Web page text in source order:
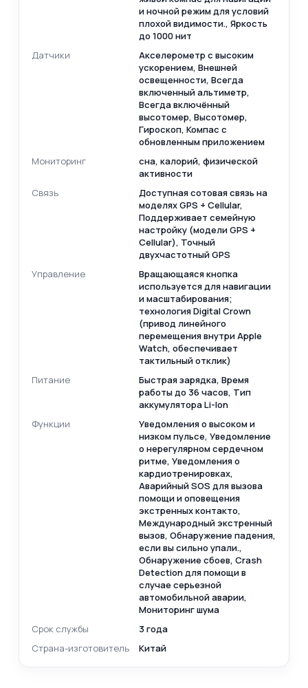
и ночной режим для условий
плохой видимости., Яркость
до 1000 нит
Датчики
Акселерометр с высоким
ускорением, Внешней
освещенности, Всегда
включенный альтиметр,
Всегда включённый
высотомер, Высотомер,
Гироскоп, Компас с
обновленным приложением
Мониторинг
сна, калорий, физической
активности
Связь
Доступная сотовая связь на
моделях GPS + Cellular,
Поддерживает семейную
настройку (модели GPS +
Cellular), Точный
двухчастотный GPS
Управление
Вращающаяся кнопка
используется для навигации
и масштабирования;
технология Digital Crown
(привод линейного
перемещения внутри Apple
Watch, обеспечивает
тактильный отклик)
Питание
Быстрая зарядка, Время
работы до 36 часов, Тип
аккумулятора Li-Ion
Функции
Уведомления о высоком и
низком пульсе, Уведомление
о нерегулярном сердечном
ритме, Уведомления о
кардиотренировках,
Аварийный SOS для вызова
помощи и оповещения
экстренных контакто,
Международный экстренный
вызов, Обнаружение падения,
если вы сильно упали.,
Обнаружение сбоев, Crash
Detection для помощи в
случае серьезной
автомобильной аварии,
Мониторинг шума
Срок службы
3 года
Страна-изготовитель
Китай